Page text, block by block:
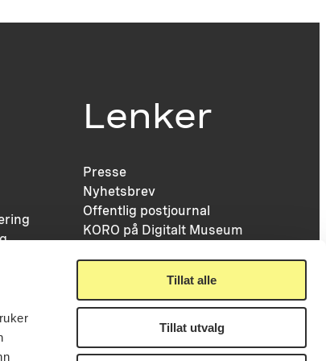
Tillat alle
Tillat utvalg
Lenker
Presse
Nyhetsbrev
Offentlig postjournal
KORO på Digitalt Museum